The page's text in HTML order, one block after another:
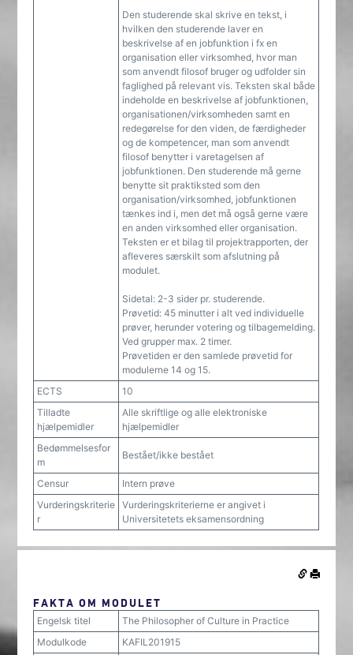
Den studerende skal skrive en tekst, i
hvilken den studerende laver en
beskrivelse af en jobfunktion i fx en
organisation eller virksomhed, hvor man
som anvendt filosof bruger og udfolder sin
faglighed på relevant vis. Teksten skal både
indeholde en beskrivelse af jobfunktionen,
organisationen/virksomheden samt en
redegørelse for den viden, de færdigheder
og de kompetencer, man som anvendt
filosof benytter i varetagelsen af
jobfunktionen. Den studerende må gerne
benytte sit praktiksted som den
organisation/virksomhed, jobfunktionen
tænkes ind i, men det må også gerne være
en anden virksomhed eller organisation.
Teksten er et bilag til projektrapporten, der
afleveres særskilt som afslutning på
modulet.
Sidetal: 2-3 sider pr. studerende.
Prøvetid: 45 minutter i alt ved individuelle
prøver, herunder votering og tilbagemelding.
Ved grupper max. 2 timer.
Prøvetiden er den samlede prøvetid for
modulerne 14 og 15.
ECTS
10
Tilladte
hjælpemidler
Alle skriftlige og alle elektroniske
hjælpemidler
Bedømmelsesfor
m
Bestået/ikke bestået
Censur
Intern prøve
Vurderingskriterie
r
Vurderingskriterierne er angivet i
Universitetets eksamensordning
FAKTA OM MODULET
Engelsk titel
The Philosopher of Culture in Practice
Modulkode
KAFIL201915